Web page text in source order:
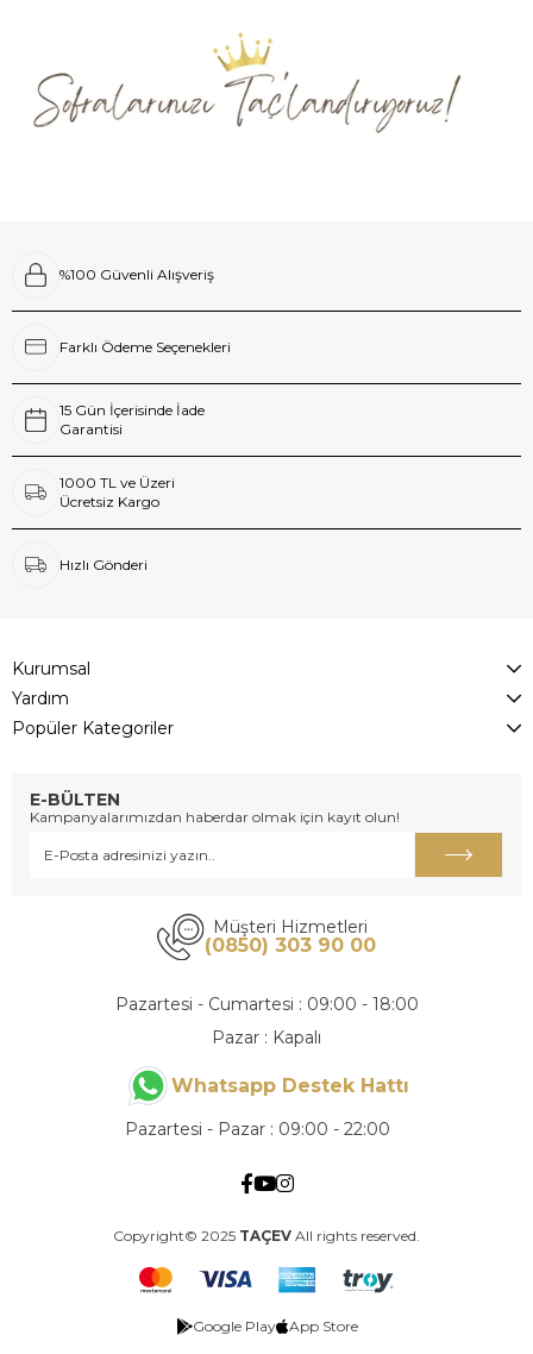
%100 Güvenli Alışveriş
Farklı Ödeme Seçenekleri
15 Gün İçerisinde İade
Garantisi
1000 TL ve Üzeri
Ücretsiz Kargo
Hızlı Gönderi
Kurumsal
Yardım
Popüler Kategoriler
E-BÜLTEN
Kampanyalarımızdan haberdar olmak için kayıt olun!
Müşteri Hizmetleri
(0850) 303 90 00
Pazartesi - Cumartesi : 09:00 - 18:00
Pazar : Kapalı
Whatsapp Destek Hattı
Pazartesi - Pazar : 09:00 - 22:00
Copyright© 2025 TAÇEV All rights reserved.
Google Play App Store